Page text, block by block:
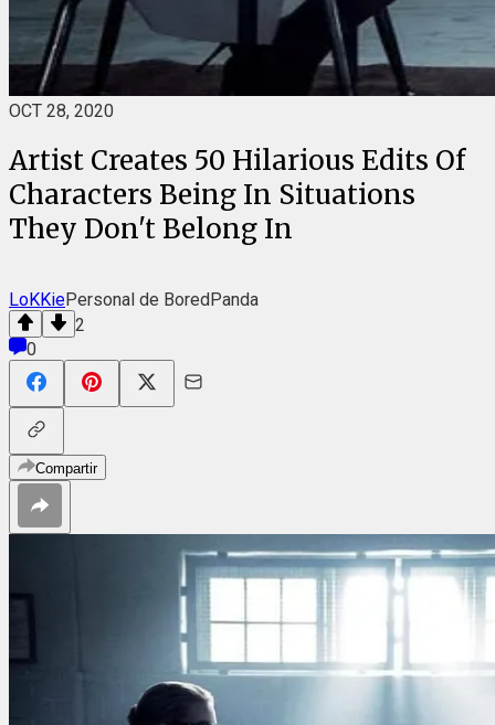
OCT 28, 2020
Artist Creates 50 Hilarious Edits Of
Characters Being In Situations
They Don't Belong In
LoKKiePersonal de BoredPanda
2
0
Compartir